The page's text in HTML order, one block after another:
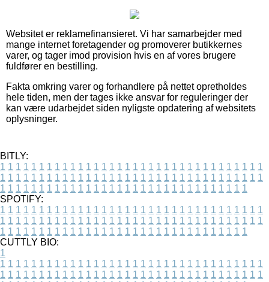
Websitet er reklamefinansieret. Vi har samarbejder med
mange internet foretagender og promoverer butikkernes
varer, og tager imod provision hvis en af vores brugere
fuldfører en bestilling.
Fakta omkring varer og forhandlere på nettet opretholdes
hele tiden, men der tages ikke ansvar for reguleringer der
kan være udarbejdet siden nyligste opdatering af websitets
oplysninger.
BITLY:
1 1 1 1 1 1 1 1 1 1 1 1 1 1 1 1 1 1 1 1 1 1 1 1 1 1 1 1 1 1 1 1 1 1
1 1 1 1 1 1 1 1 1 1 1 1 1 1 1 1 1 1 1 1 1 1 1 1 1 1 1 1 1 1 1 1 1 1
1 1 1 1 1 1 1 1 1 1 1 1 1 1 1 1 1 1 1 1 1 1 1 1 1 1 1 1 1 1 1 1
SPOTIFY:
1 1 1 1 1 1 1 1 1 1 1 1 1 1 1 1 1 1 1 1 1 1 1 1 1 1 1 1 1 1 1 1 1 1
1 1 1 1 1 1 1 1 1 1 1 1 1 1 1 1 1 1 1 1 1 1 1 1 1 1 1 1 1 1 1 1 1 1
1 1 1 1 1 1 1 1 1 1 1 1 1 1 1 1 1 1 1 1 1 1 1 1 1 1 1 1 1 1 1 1
CUTTLY BIO:
1
1 1 1 1 1 1 1 1 1 1 1 1 1 1 1 1 1 1 1 1 1 1 1 1 1 1 1 1 1 1 1 1 1 1
1 1 1 1 1 1 1 1 1 1 1 1 1 1 1 1 1 1 1 1 1 1 1 1 1 1 1 1 1 1 1 1 1 1